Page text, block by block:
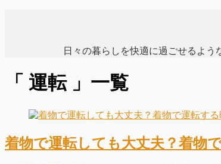
日々の暮らしを快適に過ごせるよ
「 運転 」一覧
着物で運転しても大丈夫？着物